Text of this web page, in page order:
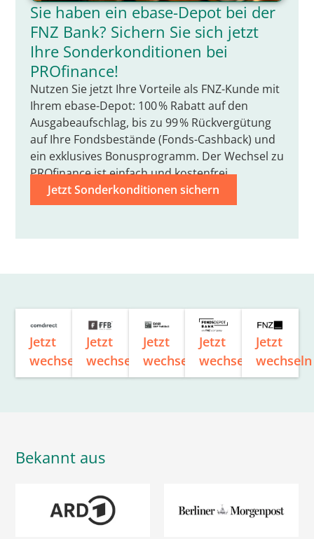
Sie haben ein ebase-Depot bei der
FNZ Bank? Sichern Sie sich jetzt
Ihre Sonderkonditionen bei
PROfinance!
Nutzen Sie jetzt Ihre Vorteile als FNZ-Kunde mit
Ihrem ebase-Depot: 100 % Rabatt auf den
Ausgabeaufschlag, bis zu 99 % Rückvergütung
auf Ihre Fondsbestände (Fonds-Cashback) und
ein exklusives Bonusprogramm. Der Wechsel zu
PROfinance ist einfach und kostenfrei.
Jetzt Sonderkonditionen sichern
Jetzt
wechseln
Jetzt
wechseln
Jetzt
wechseln
Jetzt
wechseln
Jetzt
wechseln
Bekannt aus